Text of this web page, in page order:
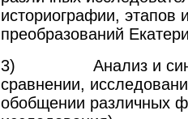
историографии, этапов
преобразований
3) Анализ и синтез
сравнении,
обобщении различных